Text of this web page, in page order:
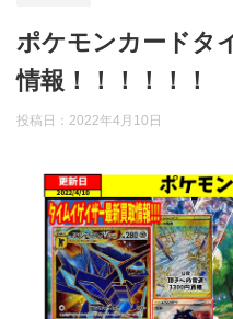
ポケモンカードタ
情報！！！！！！
投稿日： 2022年4月10日